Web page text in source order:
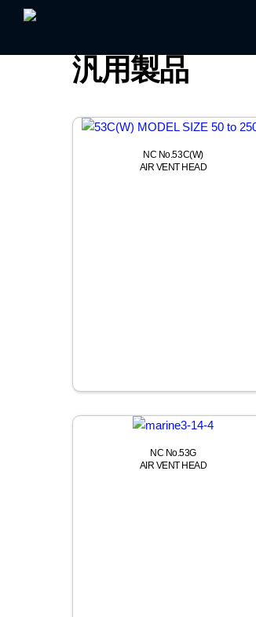
汎用製品
NC No.53C(W)
AIR VENT HEAD
NC No.53G
AIR VENT HEAD